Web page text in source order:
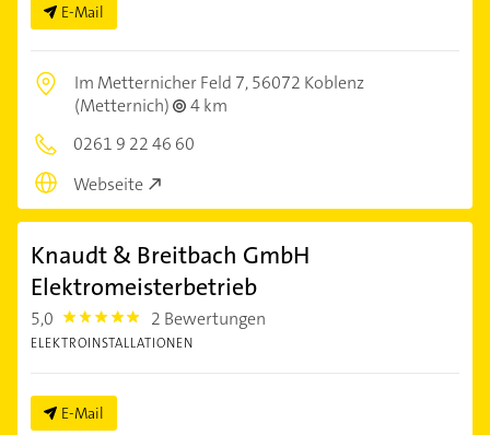
E-Mail
Im Metternicher Feld 7,56072 Koblenz
(Metternich)
4 km
0261 9 22 46 60
Webseite
Knaudt & Breitbach GmbH
Elektromeisterbetrieb
5,0 5.0 2 Bewertungen
ELEKTROINSTALLATIONEN
E-Mail